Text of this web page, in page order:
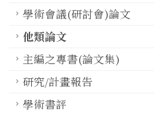
學術會議(研討會)論文
他類論文
主編之專書(論文集)
研究/計畫報告
學術書評